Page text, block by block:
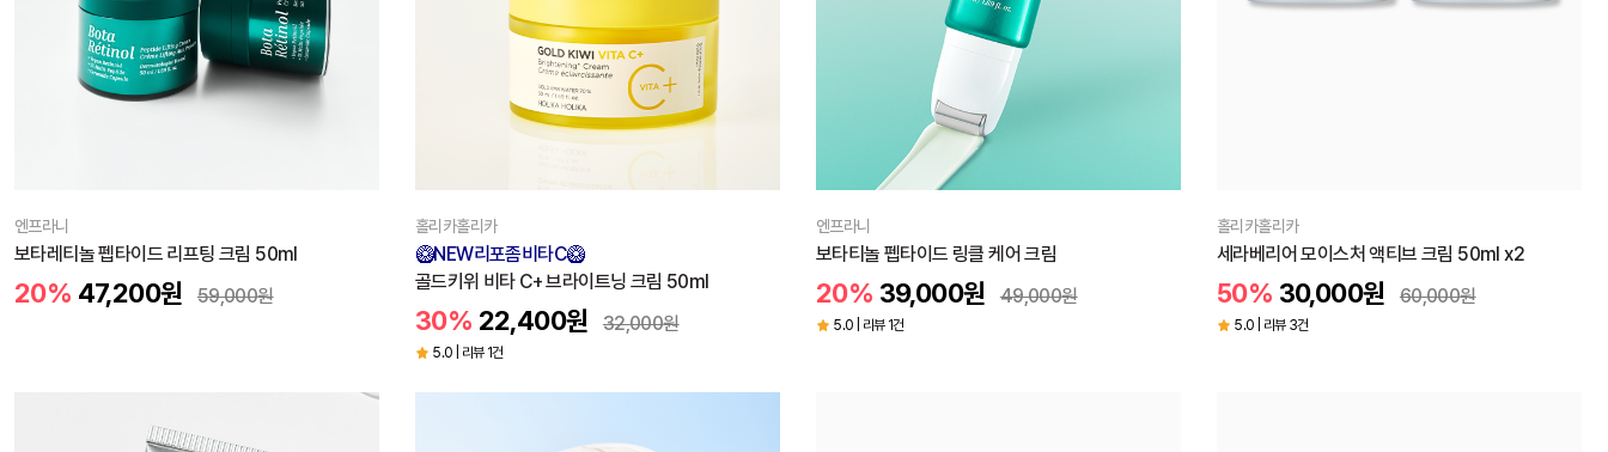
엔프라니
보타레티놀 펩타이드 리프팅 크림 50ml
20% 47,200원 59,000원
홀리카홀리카
🥝NEW리포좀비타C🥝
골드키위 비타 C+ 브라이트닝 크림 50ml
30% 22,400원 32,000원
5.0 | 리뷰 1건
엔프라니
보타티놀 펩타이드 링클 케어 크림
20% 39,000원 49,000원
5.0 | 리뷰 1건
홀리카홀리카
세라베리어 모이스처 액티브 크림 50ml x2
50% 30,000원 60,000원
5.0 | 리뷰 3건